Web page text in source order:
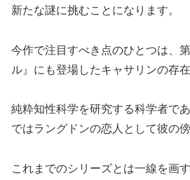
新たな謎に挑むことになります。
今作で注目すべき点のひとつは、
ル』にも登場したキャサリンの存在
純粋知性科学を研究する科学者で
ではラングドンの恋人として彼の
これまでのシリーズとは一線を画